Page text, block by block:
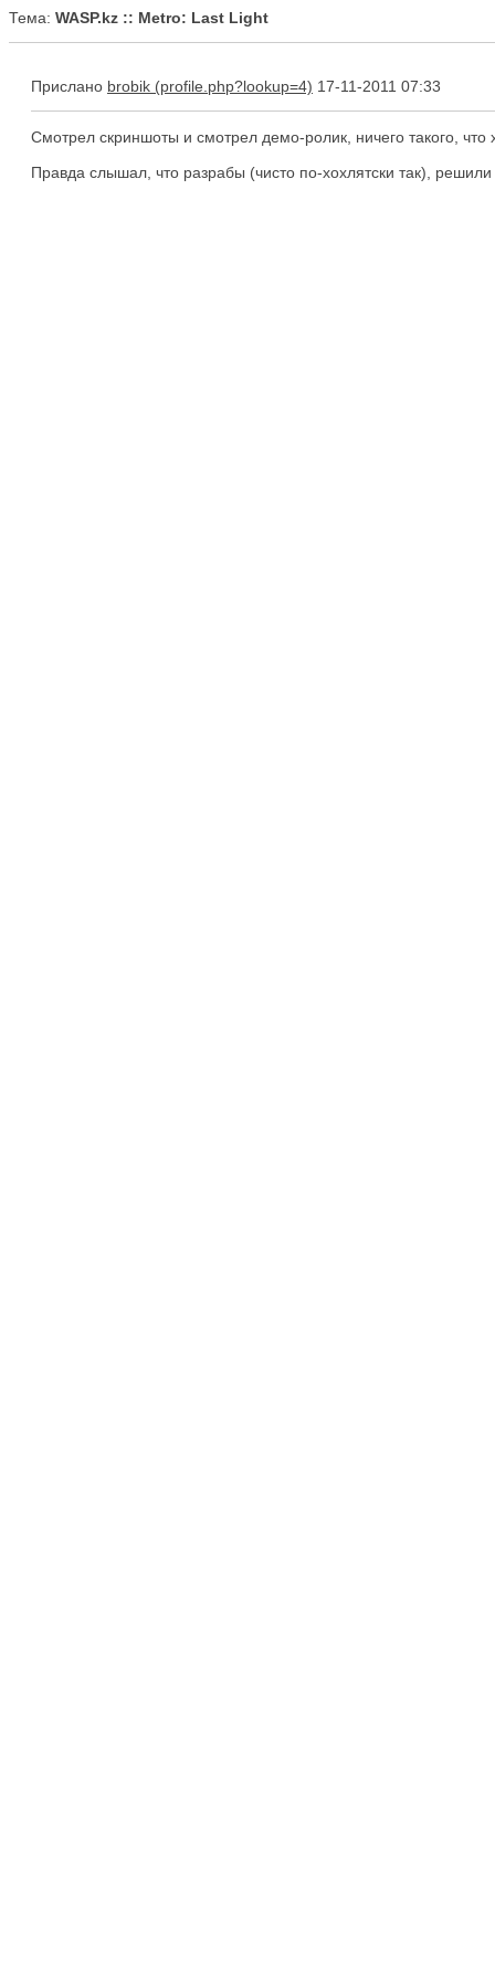
Тема: WASP.kz :: Metro: Last Light
Прислано brobik 17-11-2011 07:33
Смотрел скриншоты и смотрел демо-ролик, ничего такого, что
Правда слышал, что разрабы (чисто по-хохлятски так),